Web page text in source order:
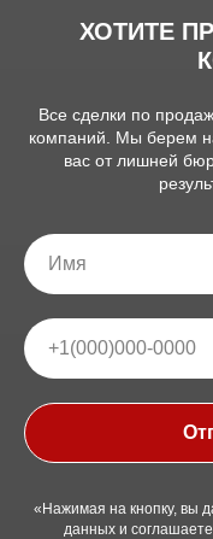
ХОТИТЕ
Все сделки по
компаний. Мы берем
вас от лишней
«Нажимая на кнопку, вы
данных и